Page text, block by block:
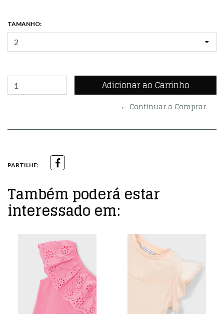
TAMANHO:
← Continuar a Comprar
PARTILHE:
Também poderá estar
interessado em: